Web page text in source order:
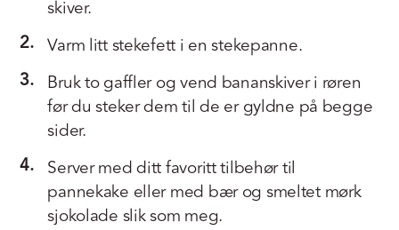
skiver.
2. Varm litt stekefett i en stekepanne.
3. Bruk to gaffler og vend bananskiver i røren
før du steker dem til de er gyldne på begge
sider.
4. Server med ditt favoritt tilbehør til
pannekake eller med bær og smeltet mørk
sjokolade slik som meg.